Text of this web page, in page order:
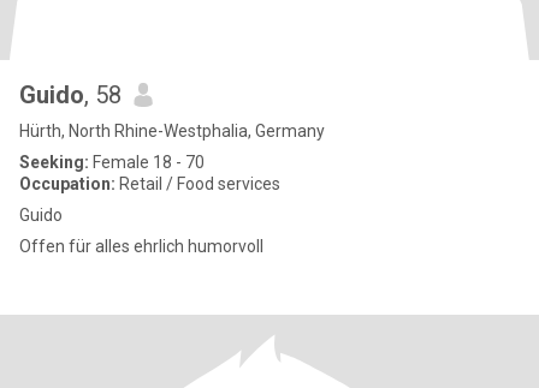
Guido, 58
Hürth, North Rhine-Westphalia, Germany
Seeking: Female 18 - 70
Occupation: Retail / Food services
Guido
Offen für alles ehrlich humorvoll